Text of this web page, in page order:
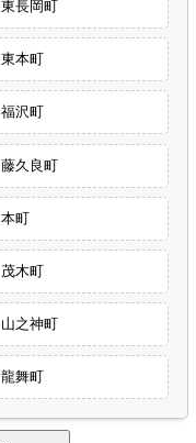
東長岡町
東本町
福沢町
藤久良町
本町
茂木町
山之神町
龍舞町